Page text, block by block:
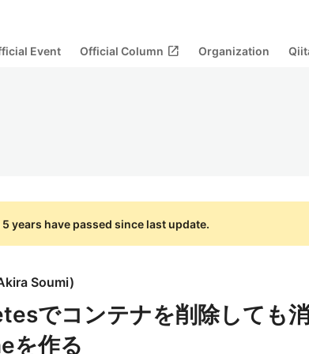
Event Official Column open_in_new Organization
years have passed since last update.
Soumi)
でコンテナを削除しても
を作る